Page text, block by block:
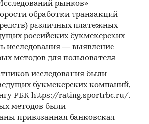
демографического анализа
кухонных уголков и
диванов
портрета целевого
критериев выбора
источников получения
о продукте, среднего чека,
акциям и специальным
рынков»
обработки транзакций
различных платежных
российских букмекерских
исследования — выявление
методов для пользователя
исследования были
букмекерских компаний,
РБК https://rating.sportrbc.ru/.
методов были
привязанная банковская